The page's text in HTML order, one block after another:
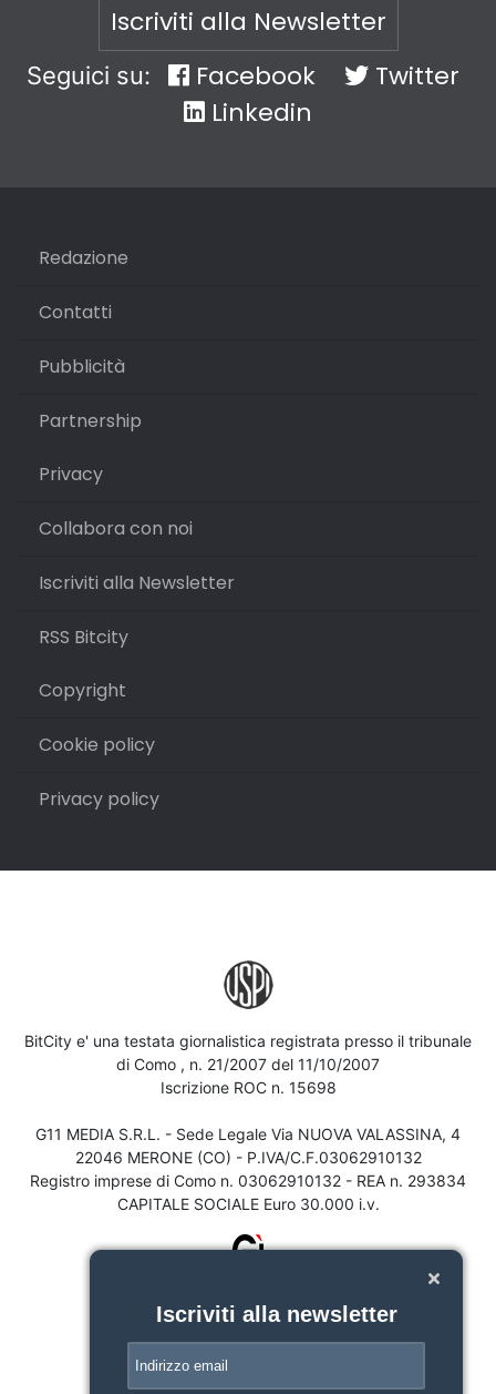
Iscriviti alla Newsletter
Seguici su: Facebook
Twitter
Linkedin
Redazione
Contatti
Pubblicità
Partnership
Privacy
Collabora con noi
Iscriviti alla Newsletter
RSS Bitcity
Copyright
Cookie policy
Privacy policy
BitCity e' una testata giornalistica registrata presso il tribunale
di Como , n. 21/2007 del 11/10/2007
Iscrizione ROC n. 15698
G11 MEDIA S.R.L. - Sede Legale Via NUOVA VALASSINA, 4
22046 MERONE (CO) - P.IVA/C.F.03062910132
Registro imprese di Como n. 03062910132 - REA n. 293834
CAPITALE SOCIALE Euro 30.000 i.v.
Iscriviti alla newsletter